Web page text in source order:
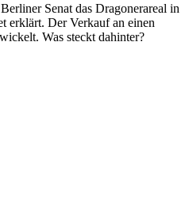
Senat das Dragonerareal in
erklärt. Der Verkauf an einen
Was steckt dahinter?